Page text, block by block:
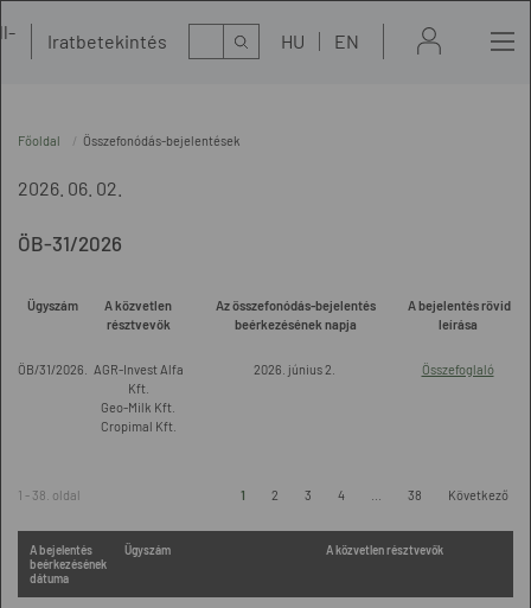
Iratbetekintés Kereső HU EN
Főoldal Összefonódás-bejelentések
2026. 06. 02.
ÖB-31/2026
Ügyszám
A közvetlen
résztvevők
Az összefonódás-bejelentés
beérkezésének napja
A bejelentés rövid
leírása
ÖB/31/2026.
AGR-Invest Alfa
Kft.
Geo-Milk Kft.
Cropimal Kft.
2026. június 2. Összefoglaló
1 - 38. oldal 1 2 3 4 38 Következő
A bejelentés
beérkezésének
dátuma
Ügyszám A közvetlen résztvevők